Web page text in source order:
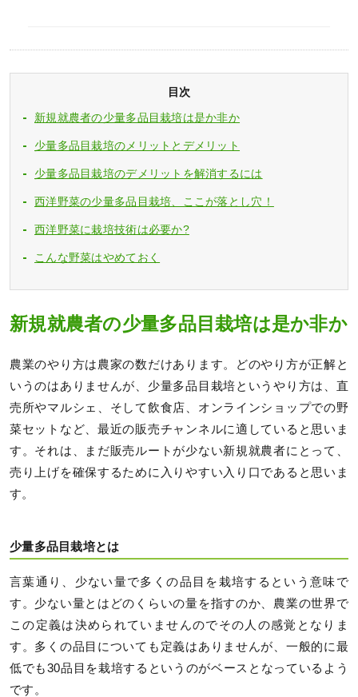
目次
新規就農者の少量多品目栽培は是か非か
少量多品目栽培のメリットとデメリット
少量多品目栽培のデメリットを解消するには
西洋野菜の少量多品目栽培、ここが落とし穴！
西洋野菜に栽培技術は必要か?
こんな野菜はやめておく
新規就農者の少量多品目栽培は是か非か
農業のやり方は農家の数だけあります。どのやり方が正解と
いうのはありませんが、少量多品目栽培というやり方は、直
売所やマルシェ、そして飲食店、オンラインショップでの野
菜セットなど、最近の販売チャンネルに適していると思いま
す。それは、まだ販売ルートが少ない新規就農者にとって、
売り上げを確保するために入りやすい入り口であると思いま
す。
少量多品目栽培とは
言葉通り、少ない量で多くの品目を栽培するという意味で
す。少ない量とはどのくらいの量を指すのか、農業の世界で
この定義は決められていませんのでその人の感覚となりま
す。多くの品目についても定義はありませんが、一般的に最
低でも30品目を栽培するというのがベースとなっているよう
です。